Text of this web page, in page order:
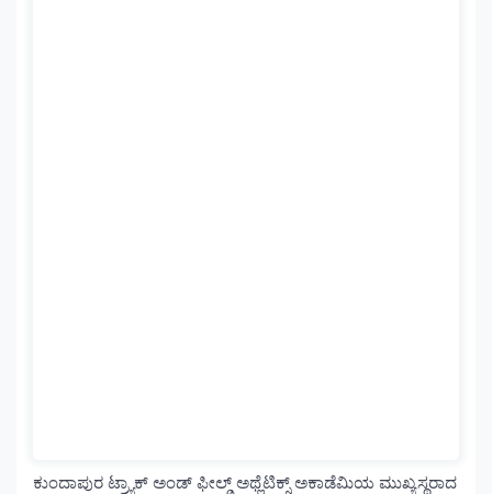
ಕುಂದಾಪುರ ಟ್ರ್ಯಾಕ್ ಅಂಡ್ ಫೀಲ್ಡ್ ಅಥ್ಲೆಟಿಕ್ಸ್ ಅಕಾಡೆಮಿಯ ಮುಖ್ಯಸ್ಥರಾದ